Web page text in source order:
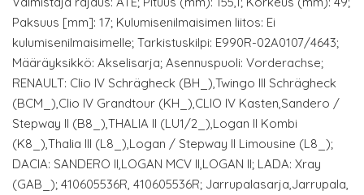
Paksuus [mm]: 17; Kulumisenilmaisimen liitos: Ei
kulumisenilmaisimelle; Tarkistuskilpi: E990R-02A0107/4643;
Määräyksikkö: Akselisarja; Asennuspuoli: Vorderachse;
RENAULT: Clio IV Schrägheck (BH_),Twingo III Schrägheck
(BCM_),Clio IV Grandtour (KH_),CLIO IV Kasten,Sandero /
Stepway II (B8_),THALIA II (LU1/2_),Logan II Kombi
(K8_),Thalia III (L8_),Logan / Stepway II Limousine (L8_);
DACIA: SANDERO II,LOGAN MCV II,LOGAN II; LADA: Xray
(GAB_); 410605536R, 410605536R; Jarrupalasarja,Jarrupala,